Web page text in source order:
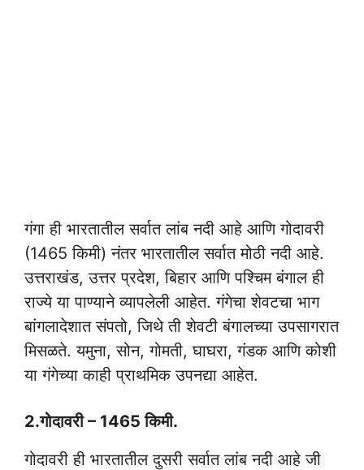
गंगा ही भारतातील सर्वात लांब नदी आहे आणि गोदावरी
(1465 किमी) नंतर भारतातील सर्वात मोठी नदी आहे.
उत्तराखंड, उत्तर प्रदेश, बिहार आणि पश्चिम बंगाल ही
राज्ये या पाण्याने व्यापलेली आहेत. गंगेचा शेवटचा भाग
बांगलादेशात संपतो, जिथे ती शेवटी बंगालच्या उपसागरात
मिसळते. यमुना, सोन, गोमती, घाघरा, गंडक आणि कोशी
या गंगेच्या काही प्राथमिक उपनद्या आहेत.
2.गोदावरी – 1465 किमी.
गोदावरी ही भारतातील दुसरी सर्वात लांब नदी आहे जी